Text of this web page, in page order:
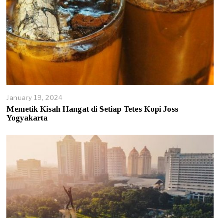
January 19, 2024
Memetik Kisah Hangat di Setiap Tetes Kopi Joss
Yogyakarta